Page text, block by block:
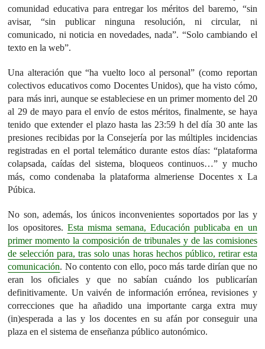
comunidad educativa para entregar los méritos del baremo, “sin
avisar, “sin publicar ninguna resolución, ni circular, ni
comunicado, ni noticia en novedades, nada”. “Solo cambiando el
texto en la web”.
Una alteración que “ha vuelto loco al personal” (como reportan
colectivos educativos como Docentes Unidos), que ha visto cómo,
para más inri, aunque se estableciese en un primer momento del 20
al 29 de mayo para el envío de estos méritos, finalmente, se haya
tenido que extender el plazo hasta las 23:59 h del día 30 ante las
presiones recibidas por la Consejería por las múltiples incidencias
registradas en el portal telemático durante estos días: “plataforma
colapsada, caídas del sistema, bloqueos continuos…” y mucho
más, como condenaba la plataforma almeriense Docentes x La
Púbica.
No son, además, los únicos inconvenientes soportados por las y
los opositores. Esta misma semana, Educación publicaba en un
primer momento la composición de tribunales y de las comisiones
de selección para, tras solo unas horas hechos público, retirar esta
comunicación. No contento con ello, poco más tarde dirían que no
eran los oficiales y que no sabían cuándo los publicarían
definitivamente. Un vaivén de información errónea, revisiones y
correcciones que ha añadido una importante carga extra muy
(in)esperada a las y los docentes en su afán por conseguir una
plaza en el sistema de enseñanza público autonómico.